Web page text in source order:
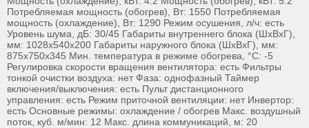
Потребляемая мощность (обогрев), Вт: 1550 Потребляемая
мощность (охлаждение), Вт: 1290 Режим осушения, л/ч: есть
Уровень шума, дБ: 30/45 Габариты внутреннего блока (ШхВхГ),
мм: 1028x540x200 Габариты наружного блока (ШхВхГ), мм:
875x750x345 Мин. температура в режиме обогрева, °C: -5
Регулировка скорости вращения вентилятора: есть Фильтры
тонкой очистки воздуха: нет Фаза: однофазный Таймер
включения/выключения: есть Пульт дистанционного
управления: есть Режим приточной вентиляции: нет Инвертор:
есть Основные режимы: охлаждение / обогрев Макс. воздушный
поток, куб. м/мин: 12 Макс. длина коммуникаций, м: 20